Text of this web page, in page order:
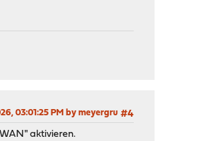
#4
03:01:25 PM by meyergru
aktivieren.